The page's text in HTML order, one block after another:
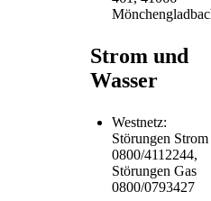
Strom und
Wasser
Westnetz:
Störungen Strom
0800/4112244,
Störungen Gas
0800/0793427